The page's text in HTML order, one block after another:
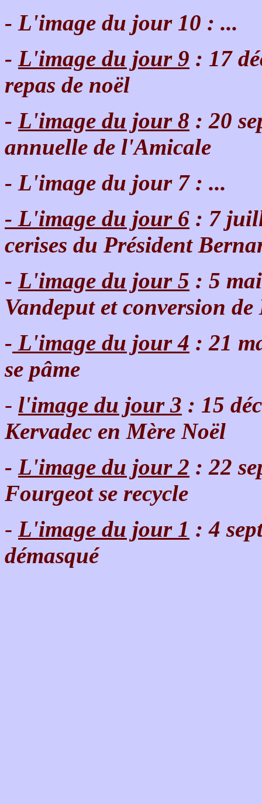
- L'image du jour 10 : ...
- L'image du jour 9 : 17
repas de noël
- L'image du jour 8 : 20
annuelle de l'Amicale
- L'image du jour 7 : ...
- L'image du jour 6 : 7
cerises du Président
- L'image du jour 5 : 5
Vandeput et conversion
- L'image du jour 4 : 21
se pâme
- l'image du jour 3 : 15
Kervadec en Mère Noël
- L'image du jour 2 : 22
Fourgeot se recycle
- L'image du jour 1 : 4
démasqué